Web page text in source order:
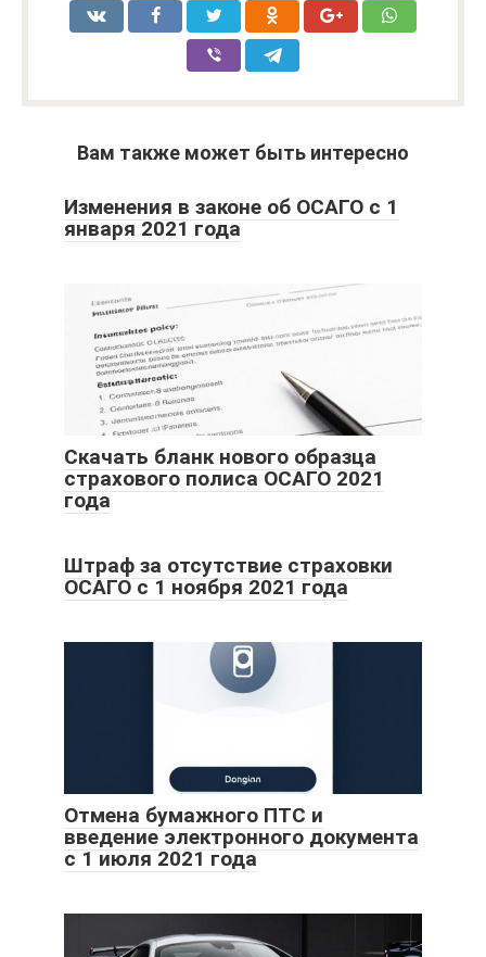
Вам также может быть интересно
Изменения в законе об ОСАГО с 1
января 2021 года
Скачать бланк нового образца
страхового полиса ОСАГО 2021
года
Штраф за отсутствие страховки
ОСАГО с 1 ноября 2021 года
Отмена бумажного ПТС и
введение электронного документа
с 1 июля 2021 года